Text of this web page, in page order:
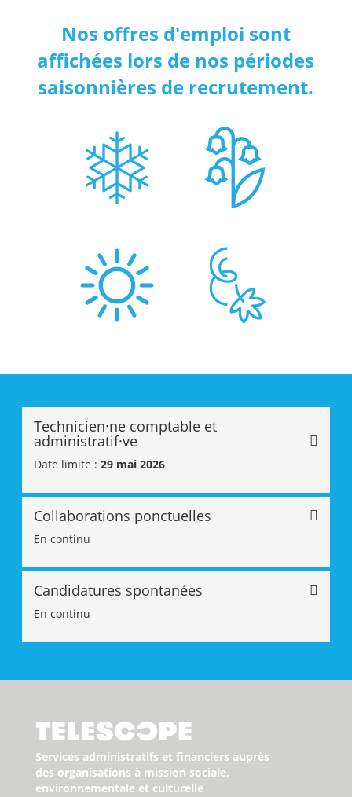
Nos offres d'emploi sont
affichées lors de nos périodes
saisonnières de recrutement.
Technicien·ne comptable et
administratif·ve
Date limite :29 mai 2026
Collaborations ponctuelles
En continu
Candidatures spontanées
En continu
Services administratifs et financiers auprès
des organisations à mission sociale,
environnementale et culturelle